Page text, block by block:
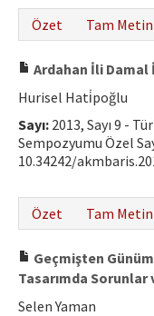
Özet
Tam Metin
Ardahan İli Damal
Hurisel Hati̇poğlu
Sayı: 2013, Sayı 9 -
Sempozyumu Özel
10.34242/
Özet
Tam Metin
Geçmişten
Tasarımda Sorunlar
Selen Yaman